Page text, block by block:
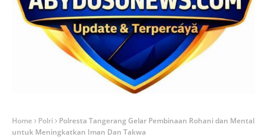
Home Polri
Polresta Tangerang Gelar Pembinaan Rohani dan Mental
untuk Meningkatkan Iman Dan Takwa